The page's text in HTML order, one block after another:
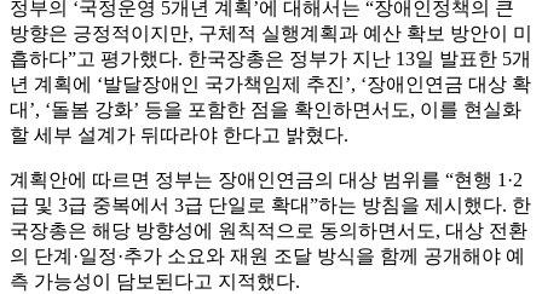
정부의 ‘국정운영 5개년 계획’에 대해서는 “장애인정책의 큰
방향은 긍정적이지만, 구체적 실행계획과 예산 확보 방안이 미
흡하다”고 평가했다. 한국장총은 정부가 지난 13일 발표한 5개
년 계획에 ‘발달장애인 국가책임제 추진’, ‘장애인연금 대상 확
대’, ‘돌봄 강화’ 등을 포함한 점을 확인하면서도, 이를 현실화
할 세부 설계가 뒤따라야 한다고 밝혔다.
계획안에 따르면 정부는 장애인연금의 대상 범위를 “현행 1·2
급 및 3급 중복에서 3급 단일로 확대”하는 방침을 제시했다. 한
국장총은 해당 방향성에 원칙적으로 동의하면서도, 대상 전환
의 단계·일정·추가 소요와 재원 조달 방식을 함께 공개해야 예
측 가능성이 담보된다고 지적했다.